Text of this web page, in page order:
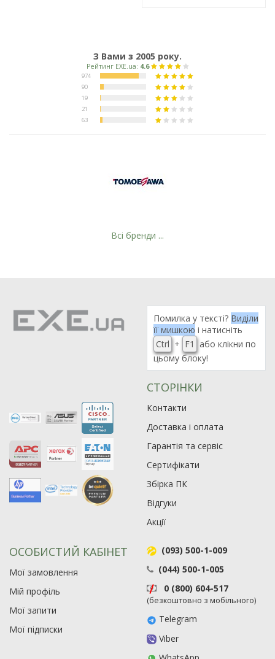
З Вами з 2005 року.
974
90
19
63
Всі бренди ...
Помилка у тексті? Виділи
її мишкою і натисніть
Ctrl + F1
або клікни по
цьому блоку!
СТОРІНКИ
Контакти
Доставка і оплата
Гарантія та сервіс
Сертифікати
Збірка ПК
Відгуки
Акції
ОСОБИСТИЙ КАБІНЕТ
Мої замовлення
Мій профіль
Мої запити
Мої підписки
(093) 500-1-009
(044) 500-1-005
0 (800) 604-517
(безкоштовно з мобільного)
Telegram
Viber